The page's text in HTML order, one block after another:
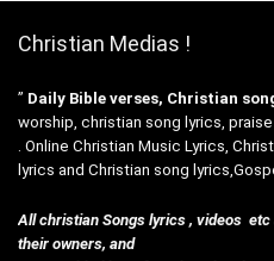
Christian Medias !
” Daily Bible verses, Christian
worship, christian song lyrics,
. Online Christian Music Lyrics,
lyrics and Christian song
All christian Songs lyrics , videos
their owners, and